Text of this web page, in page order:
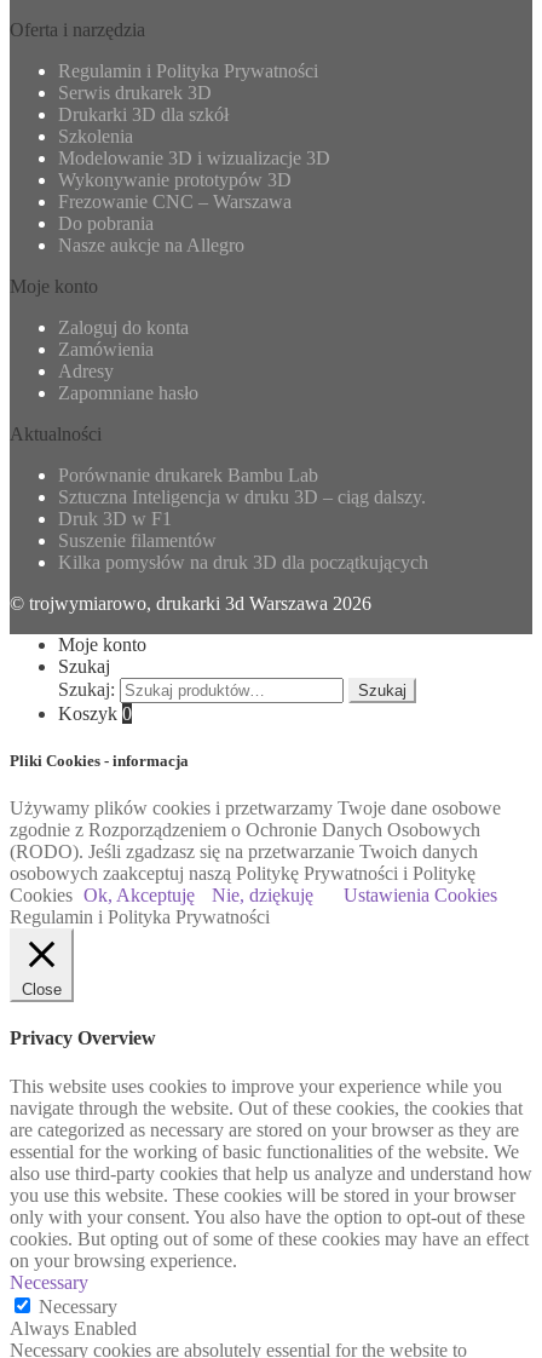
Oferta i narzędzia
Regulamin i Polityka Prywatności
Serwis drukarek 3D
Drukarki 3D dla szkół
Szkolenia
Modelowanie 3D i wizualizacje 3D
Wykonywanie prototypów 3D
Frezowanie CNC – Warszawa
Do pobrania
Nasze aukcje na Allegro
Moje konto
Zaloguj do konta
Zamówienia
Adresy
Zapomniane hasło
Aktualności
Porównanie drukarek Bambu Lab
Sztuczna Inteligencja w druku 3D – ciąg dalszy.
Druk 3D w F1
Suszenie filamentów
Kilka pomysłów na druk 3D dla początkujących
© trojwymiarowo, drukarki 3d Warszawa 2026
Moje konto
Szukaj
Szukaj:
Szukaj
Koszyk 0
Pliki Cookies - informacja
Używamy plików cookies i przetwarzamy Twoje dane osobowe
zgodnie z Rozporządzeniem o Ochronie Danych Osobowych
(RODO). Jeśli zgadzasz się na przetwarzanie Twoich danych
osobowych zaakceptuj naszą Politykę Prywatności i Politykę
Cookies Ok, Akceptuję Nie, dziękuję
Ustawienia Cookies
Regulamin i Polityka Prywatności
Close
Privacy Overview
This website uses cookies to improve your experience while you
navigate through the website. Out of these cookies, the cookies that
are categorized as necessary are stored on your browser as they are
essential for the working of basic functionalities of the website. We
also use third-party cookies that help us analyze and understand how
you use this website. These cookies will be stored in your browser
only with your consent. You also have the option to opt-out of these
cookies. But opting out of some of these cookies may have an effect
on your browsing experience.
Necessary
Necessary
Always Enabled
Necessary cookies are absolutely essential for the website to